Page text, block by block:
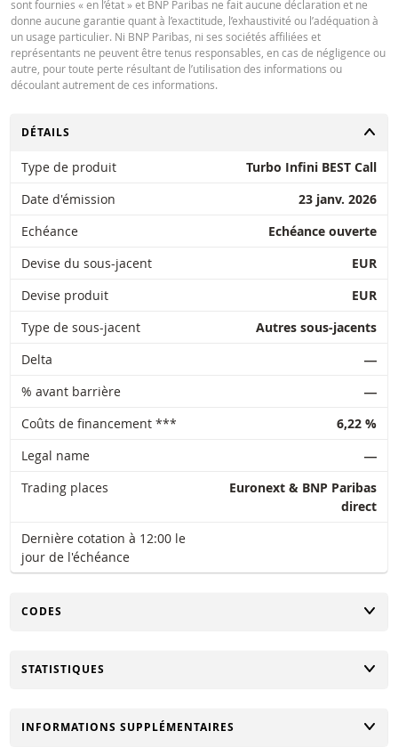
sont fournies « en l’état » et BNP Paribas ne fait aucune déclaration et ne
donne aucune garantie quant à l’exactitude, l’exhaustivité ou l’adéquation à
un usage particulier. Ni BNP Paribas, ni ses sociétés affiliées et
représentants ne peuvent être tenus responsables, en cas de négligence ou
autre, pour toute perte résultant de l’utilisation des informations ou
découlant autrement de ces informations.
CHANGER
DÉTAILS
Type de produit
Turbo Infini BEST Call
Date d'émission
23 janv. 2026
Echéance
Echéance ouverte
Devise du sous-jacent
EUR
Devise produit
EUR
Type de sous-jacent
Autres sous-jacents
Delta
―
% avant barrière
―
Coûts de financement ***
6,22 %
Legal name
―
Trading places
Euronext & BNP Paribas
direct
Dernière cotation à 12:00 le
jour de l'échéance
CHANGER
CODES
CHANGER
STATISTIQUES
CHANGER
INFORMATIONS SUPPLÉMENTAIRES